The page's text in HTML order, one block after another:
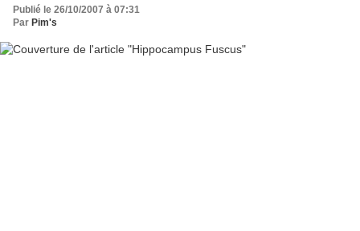
Publié le 26/10/2007 à 07:31
Par Pim's